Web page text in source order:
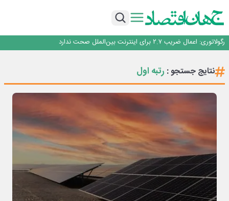
یک اشتباه کلاد، تمام اطلاعات کاربر را به باد داد
رگولاتوری: اعمال ضریب ۲.۷ برای اینترنت بین‌الملل صحت ندارد
با تقاضای برق ناپایدار هوش مصنوعی خودزنی می‌کند
یک اشتباه کلاد، تمام اطلاعات کاربر را به باد داد
نتایج جستجو : رتبه اول